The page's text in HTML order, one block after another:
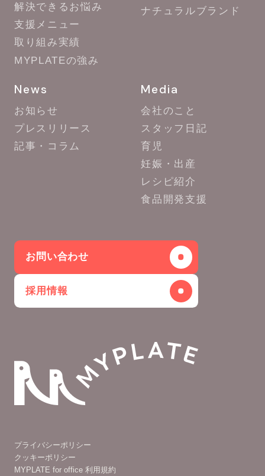
解決できるお悩み
支援メニュー
取り組み実績
MYPLATEの強み
ナチュラルブランド
News
お知らせ
プレスリリース
記事・コラム
Media
会社のこと
スタッフ日記
育児
妊娠・出産
レシピ紹介
食品開発支援
お問い合わせ
採用情報
プライバシーポリシー
クッキーポリシー
MYPLATE for office 利用規約